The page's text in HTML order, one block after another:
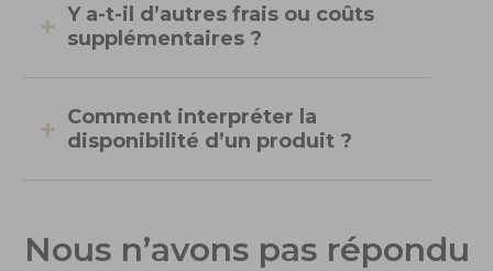
Y a-t-il d’autres frais ou coûts
supplémentaires ?
Comment interpréter la
disponibilité d’un produit ?
Nous n’avons pas répondu